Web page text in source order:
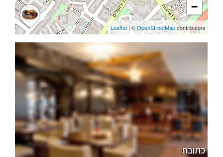
רבנות
מהדרין-בשרי
כתובת
−
Leaflet| ©OpenStreetMapcontributors